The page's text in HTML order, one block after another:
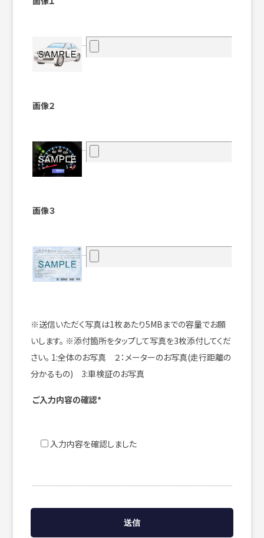
画像２
画像３
※送信いただく写真は1枚あたり5MBまでの容量でお願
いします。 ※添付箇所をタップして写真を3枚添付してくだ
さい。 1:全体のお写真 ２：メーターのお写真(走行距離の
分かるもの) 3:車検証のお写真
ご入力内容の確認*
入力内容を確認しました